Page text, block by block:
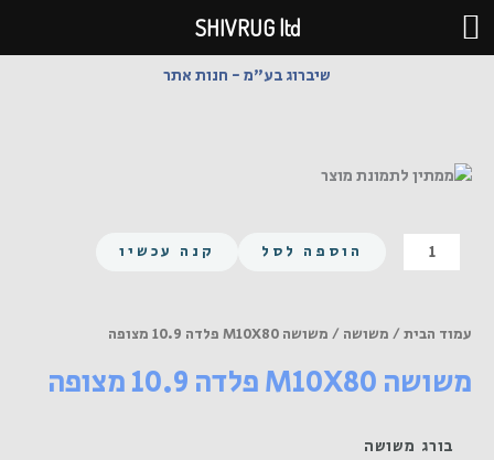
דילוג
לתוכן
שיברוג בע"מ - חנות אתר
כמות
של
10.9
הוספה לסל קנה עכשיו
עמוד הבית/ משושה / משושה M10X80 פלדה 10.9 מצופה
משושה M10X80 פלדה 10.9 מצופה
בורג משושה
SHIVRUG ltd